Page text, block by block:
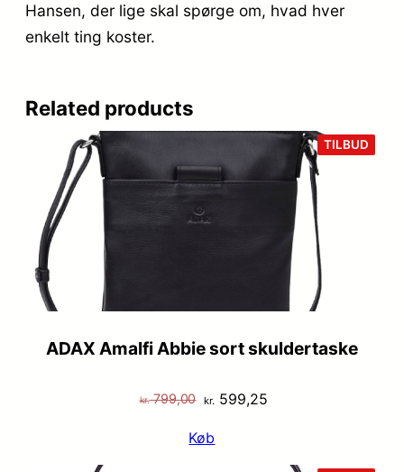
Hansen, der lige skal spørge om, hvad hver
enkelt ting koster.
Related products
TILBUD
PÅ
ADAX Amalfi Abbie sort skuldertaske
kr.799,00 Den
pris
kr. 599,25
Køb